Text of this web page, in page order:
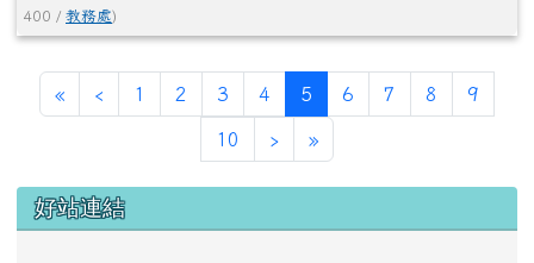
400 / 教務處)
«第一頁
‹ 上一頁
1 2 3 4 5 (目前頁次)
6 7 8 9
10 ›下一頁
»最後頁
左邊區域內容
好站連結